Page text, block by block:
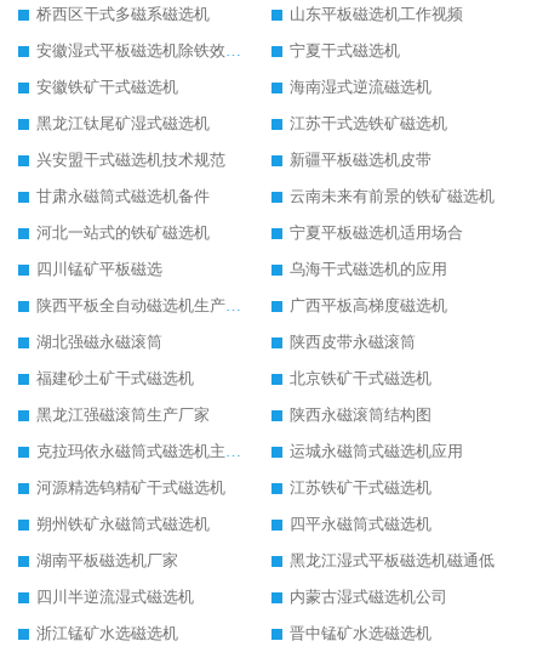
桥西区干式多磁系磁选机
山东平板磁选机工作视频
安徽湿式平板磁选机除铁效果怎么样
宁夏干式磁选机
安徽铁矿干式磁选机
海南湿式逆流磁选机
黑龙江钛尾矿湿式磁选机
江苏干式选铁矿磁选机
兴安盟干式磁选机技术规范
新疆平板磁选机皮带
甘肃永磁筒式磁选机备件
云南未来有前景的铁矿磁选机
河北一站式的铁矿磁选机
宁夏平板磁选机适用场合
四川锰矿平板磁选
乌海干式磁选机的应用
陕西平板全自动磁选机生产厂家
广西平板高梯度磁选机
湖北强磁永磁滚筒
陕西皮带永磁滚筒
福建砂土矿干式磁选机
北京铁矿干式磁选机
黑龙江强磁滚筒生产厂家
陕西永磁滚筒结构图
克拉玛依永磁筒式磁选机主要技术参数
运城永磁筒式磁选机应用
河源精选钨精矿干式磁选机
江苏铁矿干式磁选机
朔州铁矿永磁筒式磁选机
四平永磁筒式磁选机
湖南平板磁选机厂家
黑龙江湿式平板磁选机磁通低
四川半逆流湿式磁选机
内蒙古湿式磁选机公司
浙江锰矿水选磁选机
晋中锰矿水选磁选机